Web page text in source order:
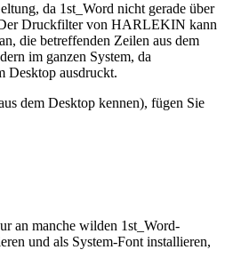
da 1st_Word nicht gerade über
Der Druckfilter von HARLEKIN kann
die betreffenden Zeilen aus dem
im ganzen System, da
Desktop ausdruckt.
dem Desktop kennen), fügen Sie
an manche wilden 1st_Word-
und als System-Font installieren,